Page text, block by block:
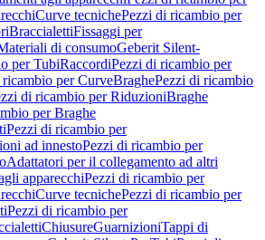
Curve tecnichePezzi di ricambio per
BraccialettiFissaggi per
di consumoGeberit Silent-
per TubiRaccordiPezzi di ricambio per
per CurveBraghePezzi di ricambio
di ricambio per RiduzioniBraghe
per Braghe
Pezzi di ricambio per
ad innestoPezzi di ricambio per
Adattatori per il collegamento ad altri
apparecchiPezzi di ricambio per
Curve tecnichePezzi di ricambio per
Pezzi di ricambio per
ChiusureGuarnizioniTappi di